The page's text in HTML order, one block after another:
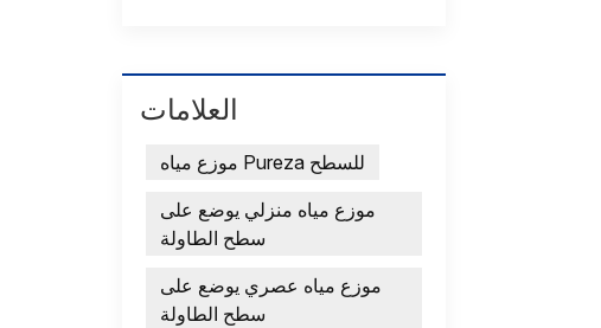
العلامات
موزع مياه Pureza للسطح
موزع مياه منزلي يوضع على
سطح الطاولة
موزع مياه عصري يوضع على
سطح الطاولة